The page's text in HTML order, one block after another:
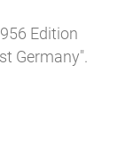
Edition
Germany".